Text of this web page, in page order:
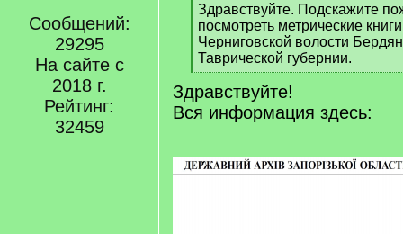
Сообщений:
29295
На сайте с
2018 г.
Рейтинг:
32459
[
q
]
Здравствуйте. Подскажите
посмотреть метрические
Черниговской волости
Таврической губернии.
[
/
q
]
Здравствуйте!
Вся информация здесь: